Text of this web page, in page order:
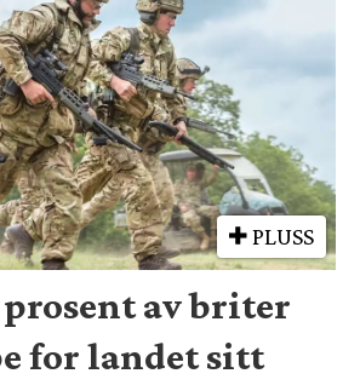
PLUSS
prosent av briter
for landet sitt